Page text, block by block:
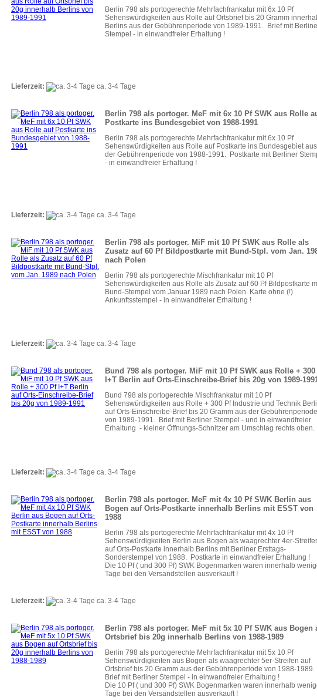
Berlin 798 als portogerechte Mehrfachfrankatur mit 6x 10 Pf
Sehenswürdigkeiten aus Rolle auf Ortsbrief bis 20 Gramm
Berlins aus der Gebührenperiode von 1989-1991. Brief mit
Stempel - in einwandfreier Erhaltung !
Lieferzeit: ca. 3-4 Tage
Berlin 798 als portoger. MeF mit 6x 10 Pf SWK aus Rolle
Postkarte ins Bundesgebiet von 1988-1991
Berlin 798 als portogerechte Mehrfachfrankatur mit 6x 10 Pf
Sehenswürdigkeiten aus Rolle auf Postkarte ins Bundesgebiet aus
der Gebührenperiode von 1988-1991. Postkarte mit Berliner
- in einwandfreier Erhaltung !
Lieferzeit: ca. 3-4 Tage
Berlin 798 als portoger. MiF mit 10 Pf SWK aus Rolle als
Zusatz auf 60 Pf Bildpostkarte mit Bund-Stpl. vom Jan.
nach Polen
Berlin 798 als portogerechte Mischfrankatur mit 10 Pf
Sehenswürdigkeiten aus Rolle als Zusatz auf 60 Pf Bildpostkarte
Bund-Stempel vom Januar 1989 nach Polen. Karte ohne (!)
Ankunftsstempel - in einwandfreier Erhaltung !
Lieferzeit: ca. 3-4 Tage
Bund 798 als portoger. MiF mit 10 Pf SWK aus Rolle + 300
I+T Berlin auf Orts-Einschreibe-Brief bis 20g von 1989-
Bund 798 als portogerechte Mischfrankatur mit 10 Pf
Sehenswürdigkeiten aus Rolle + 300 Pf Industrie und Technik
auf Orts-Einschreibe-Brief bis 20 Gramm aus der Gebührenperiode
von 1989-1991. Brief mit Berliner Stempel - und in einwandfreier
Erhaltung - kleiner Öffnungs-Schnitzer am Umschlag rechts oben.
Lieferzeit: ca. 3-4 Tage
Berlin 798 als portoger. MeF mit 4x 10 Pf SWK Berlin aus
Bogen auf Orts-Postkarte innerhalb Berlins mit ESST von
1988
Berlin 798 als portogerechte Mehrfachfrankatur mit 4x 10 Pf
Sehenswürdigkeiten Berlin aus Bogen als waagrechter 4er-
auf Orts-Postkarte innerhalb Berlins mit Berliner Ersttags-
Sonderstempel von 1988. Postkarte in einwandfreier Erhaltung !
Die 10 Pf ( und 300 Pf) SWK Bogenmarken waren innerhalb
Tage bei den Versandstellen ausverkauft !
Lieferzeit: ca. 3-4 Tage
Berlin 798 als portoger. MeF mit 5x 10 Pf SWK aus Bogen
Ortsbrief bis 20g innerhalb Berlins von 1988-1989
Berlin 798 als portogerechte Mehrfachfrankatur mit 5x 10 Pf
Sehenswürdigkeiten aus Bogen als waagrechter 5er-Streifen auf
Ortsbrief bis 20 Gramm aus der Gebührenperiode von 1988-1989.
Brief mit Berliner Stempel - in einwandfreier Erhaltung !
Die 10 Pf ( und 300 Pf) SWK Bogenmarken waren innerhalb
Tage bei den Versandstellen ausverkauft !